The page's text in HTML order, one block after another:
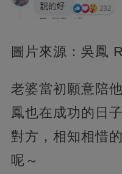
圖片來源：吳鳳
老婆當初願意陪
鳳也在成功的日
對方，相知相惜
呢～